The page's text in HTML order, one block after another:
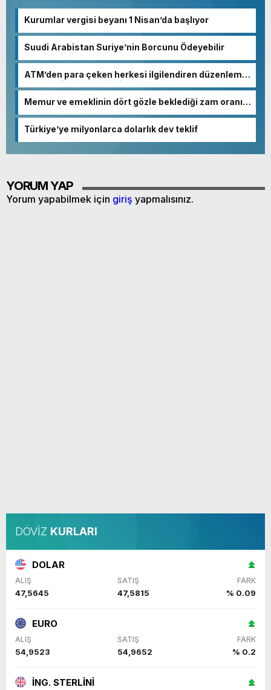
Kurumlar vergisi beyanı 1 Nisan’da başlıyor
Suudi Arabistan Suriye’nin Borcunu Ödeyebilir
ATM’den para çeken herkesi ilgilendiren düzenleme!
Sayılar tümden değişti
Memur ve emeklinin dört gözle beklediği zam oranı
Türkiye’ye milyonlarca dolarlık dev teklif
YORUM YAP
Yorum yapabilmek için giriş yapmalısınız.
DÖVİZ KURLARI
DOLAR
ALIŞ SATIŞ FARK
47,5645 47,5815 % 0.09
EURO
ALIŞ SATIŞ FARK
54,9523 54,9652 % 0.2
İNG. STERLİNİ